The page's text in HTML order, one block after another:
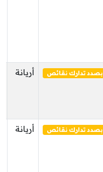
بصدد تدارك نقائص أريانة
بصدد تدارك نقائص أريانة